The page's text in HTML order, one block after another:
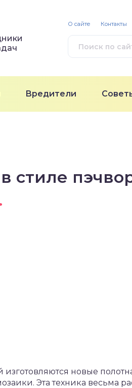
Вредители
О сайте Контакты
стиле
изготовляются новые
Эта техника весьма